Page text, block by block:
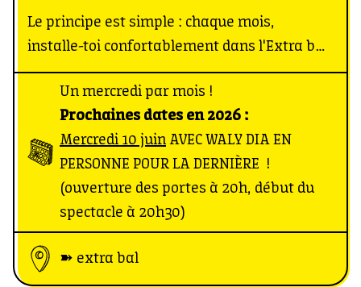
Le principe est simple : chaque mois,
installe-toi confortablement dans l'Extra bal
et rie aux éclats grâce aux stand-upers
sélectionnés avec soin, et rien que pour vous,
par l’humoriste Waly Dia. Jeunes talents et
invités surprises seront au rendez-vous pour
te faire décompresser le temps d’un instant.
L’occasion parfaite pour se vanter d’avoir
déjà rencontré les prochains talents du
Un mercredi par mois !
Prochaines dates en 2026 :
Mercredi 10 juin AVEC WALY DIA EN
PERSONNE POUR LA DERNIÈRE !
(ouverture des portes à 20h, début du
spectacle à 20h30)
➽ extra bal